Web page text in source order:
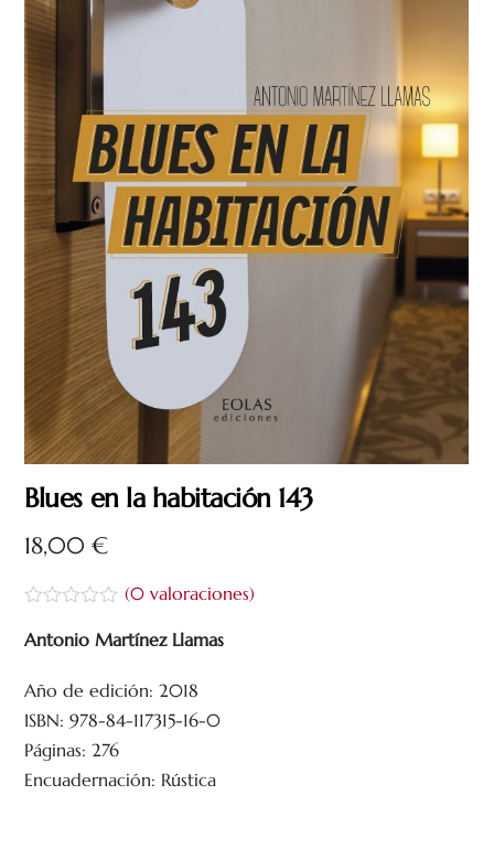
Blues en la habitación 143
18,00€
a
r
d
o
c
o
(0valoraciones)
Antonio Martínez Llamas
Año de edición: 2018
ISBN: 978-84-117315-16-0
Páginas: 276
Encuadernación: Rústica